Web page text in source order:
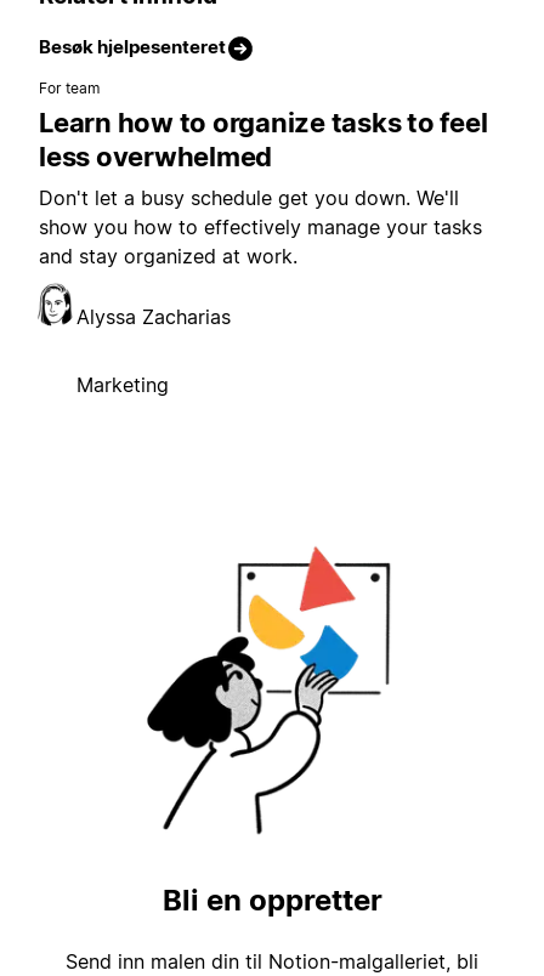
Besøk hjelpesenteret
For team
Learn how to organize tasks to feel
less overwhelmed
Don't let a busy schedule get you down. We'll
show you how to effectively manage your tasks
and stay organized at work.
Alyssa Zacharias
Marketing
Bli en oppretter
Send inn malen din til Notion-malgalleriet, bli